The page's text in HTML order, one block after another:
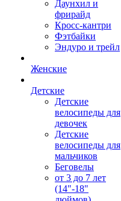
Даунхил и
фрирайд
Кросс-кантри
Фэтбайки
Эндуро и трейл
Женские
Детские
Детские
велосипеды для
девочек
Детские
велосипеды для
мальчиков
Беговелы
от 3 до 7 лет
(14"-18"